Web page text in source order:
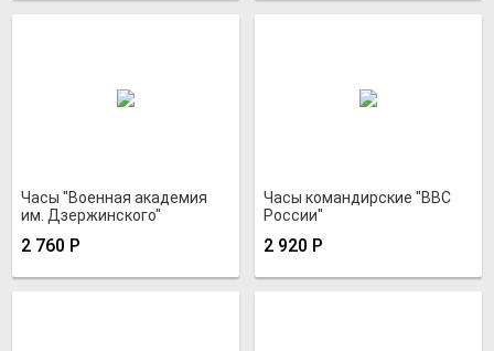
Часы "Военная академия
им. Дзержинского"
2 760 Р
Часы командирские "ВВС
России"
2 920 Р